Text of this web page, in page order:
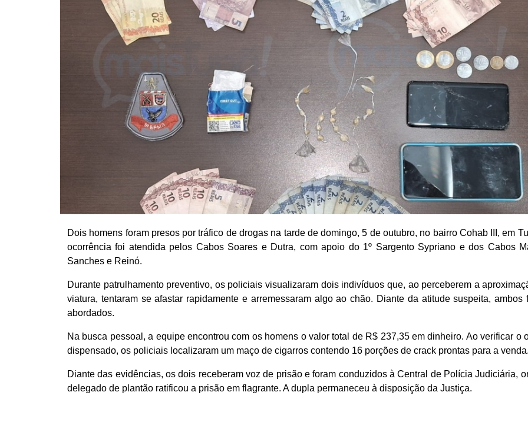
Dois homens foram presos por tráfico de drogas na tarde de domingo, 5 de outubro, no bairro Cohab III, em
ocorrência foi atendida pelos Cabos Soares e Dutra, com apoio do 1º Sargento Sypriano e dos Cabos
Sanches e Reinó.
Durante patrulhamento preventivo, os policiais visualizaram dois indivíduos que, ao perceberem a
viatura, tentaram se afastar rapidamente e arremessaram algo ao chão. Diante da atitude suspeita, ambos
abordados.
Na busca pessoal, a equipe encontrou com os homens o valor total de R$ 237,35 em dinheiro. Ao verificar o
dispensado, os policiais localizaram um maço de cigarros contendo 16 porções de crack prontas para a
Diante das evidências, os dois receberam voz de prisão e foram conduzidos à Central de Polícia Judiciária,
delegado de plantão ratificou a prisão em flagrante. A dupla permaneceu à disposição da Justiça.